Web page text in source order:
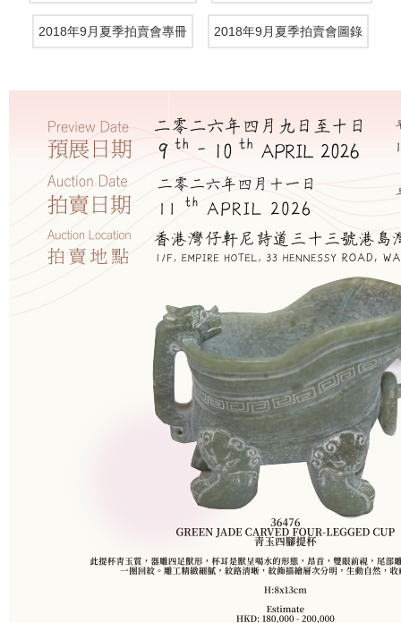
2018年9月夏季拍賣會專冊 2018年9月夏季拍賣會圖錄